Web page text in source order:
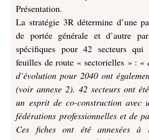
Présentation.
La stratégie 3R détermine d’une
de portée générale et d’autre
spécifiques pour 42 secteurs
feuilles de route « sectorielles » : «
d’évolution pour 2040 ont
(voir annexe 2). 42 secteurs ont
un esprit de co-construction avec
fédérations professionnelles et de
Ces fiches ont été annexées à